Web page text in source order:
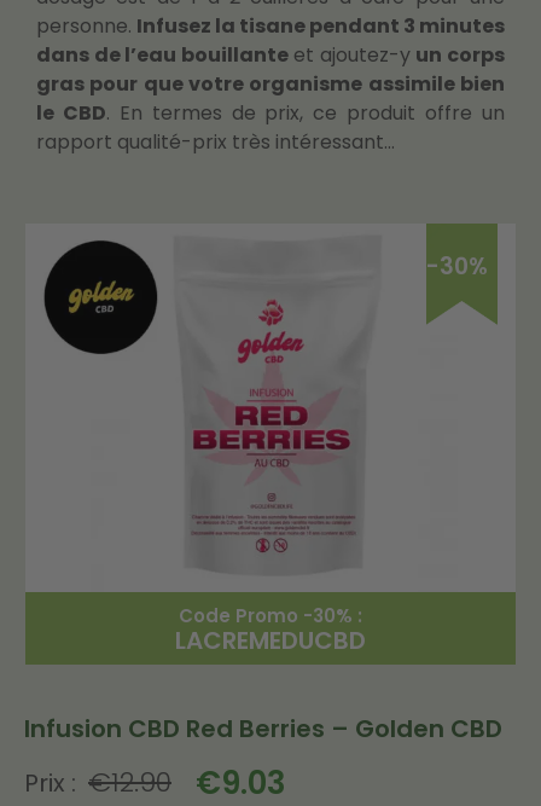
personne. Infusez la tisane pendant 3 minutes
dans de l’eau bouillanteet ajoutez-y un corps
gras pour que votre organisme assimile bien
le CBD. En termes de prix, ce produit offre un
rapport qualité-prix très intéressant…
-30%
Code Promo -30% :
LACREMEDUCBD
Infusion CBD Red Berries – Golden CBD
Prix : €12.90 €9.03